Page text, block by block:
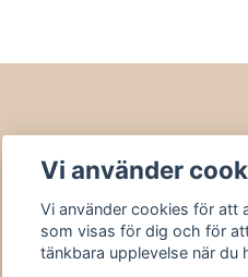
Vi använder
Vi använder cookies för att
som visas för dig och för
tänkbara upplevelse när du